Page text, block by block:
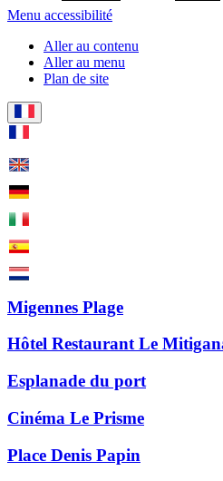
Menu accessibilité
Aller au contenu
Aller au menu
Plan de site
Migennes Plage
Hôtel Restaurant Le
Esplanade du port
Cinéma Le Prisme
Place Denis Papin